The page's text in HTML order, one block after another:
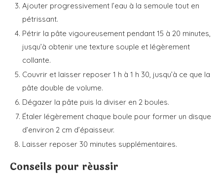
Ajouter progressivement l’eau à la semoule tout en
pétrissant.
Pétrir la pâte vigoureusement pendant 15 à 20 minutes,
jusqu’à obtenir une texture souple et légèrement
collante.
Couvrir et laisser reposer 1 h à 1 h 30, jusqu’à ce que la
pâte double de volume.
Dégazer la pâte puis la diviser en 2 boules.
Étaler légèrement chaque boule pour former un disque
d’environ 2 cm d’épaisseur.
Laisser reposer 30 minutes supplémentaires.
Conseils pour réussir